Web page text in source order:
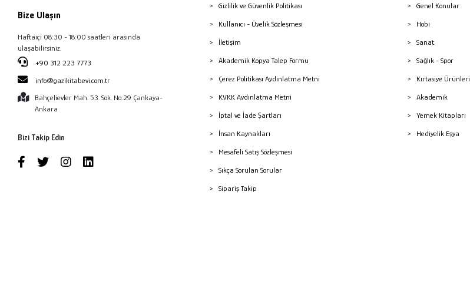
Bize Ulaşın
Haftaiçi 08:30 - 18:00 saatleri arasında
ulaşabilirsiniz.
+90 312 223 7773
info@gazikitabevi.com.tr
Bahçelievler Mah. 53. Sok. No:29 Çankaya-
Ankara
Bizi Takip Edin
Gizlilik ve Güvenlik Politikası
Kullanıcı - Üyelik Sözleşmesi
İletişim
Akademik Kopya Talep Formu
Çerez Politikası Aydınlatma Metni
KVKK Aydınlatma Metni
İptal ve İade Şartları
İnsan Kaynakları
Mesafeli Satış Sözleşmesi
Sıkça Sorulan Sorular
Sipariş Takip
Genel Konular
Hobi
Sanat
Sağlık - Spor
Kırtasiye Ürünleri
Akademik
Yemek Kitapları
Hediyelik Eşya